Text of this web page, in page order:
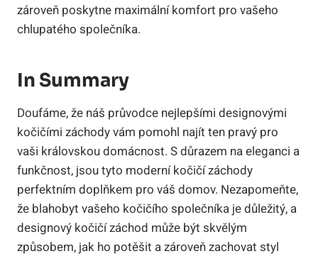
zároveň poskytne maximální komfort pro vašeho
chlupatého společníka.
In Summary
Doufáme, že náš průvodce nejlepšími designovými
kočičími záchody vám pomohl najít ten pravý pro
vaši královskou domácnost. S důrazem na eleganci a
funkčnost, jsou tyto moderní kočičí záchody
perfektním doplňkem pro váš domov. Nezapomeňte,
že blahobyt vašeho kočičího společníka je důležitý, a
designový kočičí záchod může být skvělým
způsobem, jak ho potěšit a zároveň zachovat styl